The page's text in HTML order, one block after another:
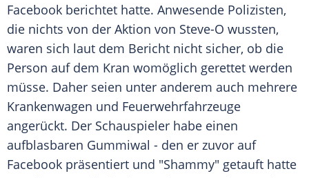
Facebook berichtet hatte. Anwesende Polizisten,
die nichts von der Aktion von Steve-O wussten,
waren sich laut dem Bericht nicht sicher, ob die
Person auf dem Kran womöglich gerettet werden
müsse. Daher seien unter anderem auch mehrere
Krankenwagen und Feuerwehrfahrzeuge
angerückt. Der Schauspieler habe einen
aufblasbaren Gummiwal - den er zuvor auf
Facebook präsentiert und "Shammy" getauft hatte